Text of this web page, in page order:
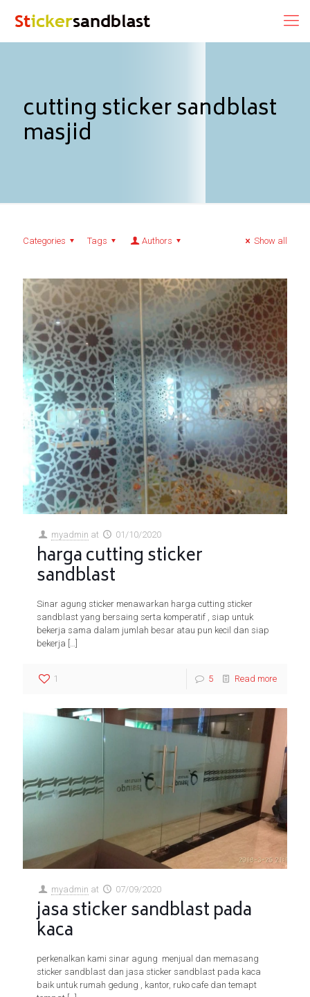
cutting sticker sandblast
masjid
Categories Tags Authors Show all
myadmin at 01/10/2020
harga cutting sticker
sandblast
Sinar agung sticker menawarkan harga cutting sticker
sandblast yang bersaing serta komperatif , siap untuk
bekerja sama dalam jumlah besar atau pun kecil dan siap
bekerja […]
1 5 Read more
myadmin at 07/09/2020
jasa sticker sandblast pada
kaca
perkenalkan kami sinar agung menjual dan memasang
sticker sandblast dan jasa sticker sandblast pada kaca
baik untuk rumah gedung , kantor, ruko cafe dan temapt